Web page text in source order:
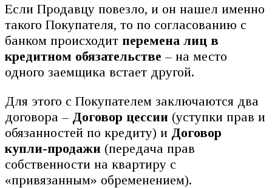
Если Продавцу повезло, и он нашел именно
такого Покупателя, то по согласованию с
банком происходит перемена лиц в
кредитном обязательстве – на место
одного заемщика встает другой.
Для этого с Покупателем заключаются два
договора – Договор цессии (уступки прав и
обязанностей по кредиту) и Договор
купли-продажи (передача прав
собственности на квартиру с
«привязанным» обременением).